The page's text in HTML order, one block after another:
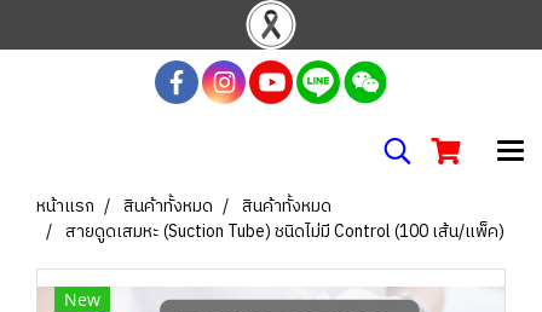
หน้าแรก สินค้าทั้งหมด
สินค้าทั้งหมด
สายดูดเสมหะ (Suction Tube) ชนิดไม่มี Control (100 เส้น/แพ็ค)
New